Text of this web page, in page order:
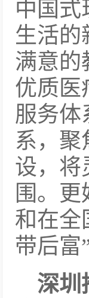
中国式
生活的
满意的
优质医
服务体
系，聚
设，将
围。
和在全
带后富
深圳